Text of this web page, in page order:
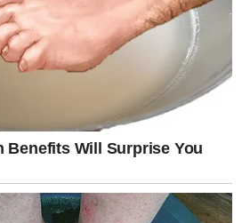
to sada učite.
PROMENA –
SE NE
ONOGA ŠTO